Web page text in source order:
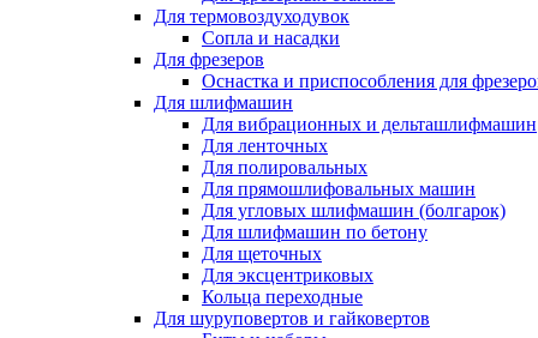
Для термовоздуходувок
Сопла и насадки
Для фрезеров
Оснастка и приспособления для
Для шлифмашин
Для вибрационных и дельташлифмашин
Для ленточных
Для полировальных
Для прямошлифовальных машин
Для угловых шлифмашин (болгарок)
Для шлифмашин по бетону
Для щеточных
Для эксцентриковых
Кольца переходные
Для шуруповертов и гайковертов